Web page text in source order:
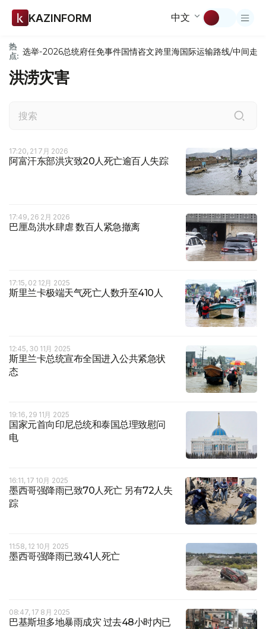
KAZINFORM 中文
热
点: 选举-2026总统府任免事件国情咨文跨里海国际运输路线/中间走廊
洪涝灾害
17:20, 21 7月 2026
阿富汗东部洪灾致20人死亡逾百人失踪
17:49, 26 2月 2026
巴厘岛洪水肆虐 数百人紧急撤离
17:15, 02 12月 2025
斯里兰卡极端天气死亡人数升至410人
12:45, 30 11月 2025
斯里兰卡总统宣布全国进入公共紧急状
态
19:16, 29 11月 2025
国家元首向印尼总统和泰国总理致慰问
电
16:11, 17 10月 2025
墨西哥强降雨已致70人死亡 另有72人失
踪
11:58, 12 10月 2025
墨西哥强降雨已致41人死亡
08:47, 17 8月 2025
巴基斯坦多地暴雨成灾 过去48小时内已